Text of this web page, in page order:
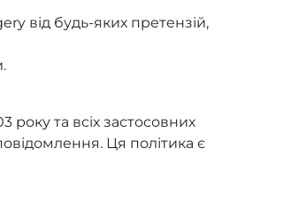
від будь-яких претензій,
року та всіх застосовних
Ця політика є